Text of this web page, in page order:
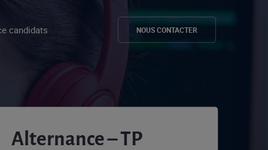
candidats NOUS CONTACTER
Alternance – TP